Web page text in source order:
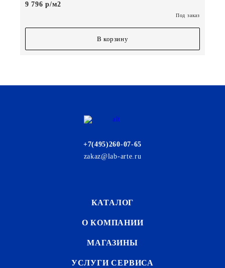
9 796 р/м2
Под заказ
В корзину
+7(495)260-07-65
zakaz@lab-arte.ru
КАТАЛОГ
О КОМПАНИИ
МАГАЗИНЫ
УСЛУГИ СЕРВИСА